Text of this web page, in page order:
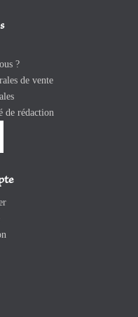
?
de vente
de rédaction